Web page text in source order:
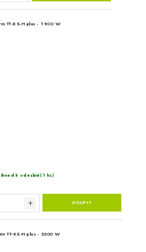
Přímotop s akumulací